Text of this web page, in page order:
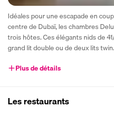
Idéales pour une escapade en
centre de Dubaï, les chambres
trois hôtes. Ces élégants nids de
grand lit double ou de deux lits twin.
Plus de détails
Les restaurants